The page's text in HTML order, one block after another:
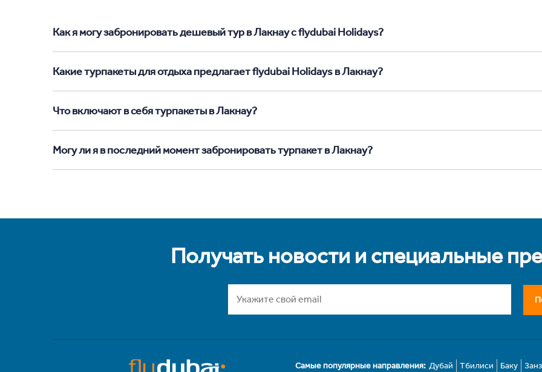
Как я могу забронировать дешевый тур в Лакнау с flydubai Holidays?
Какие турпакеты для отдыха предлагает flydubai Holidays в Лакнау?
Что включают в себя турпакеты в Лакнау?
Могу ли я в последний момент забронировать турпакет в Лакнау?
Получать новости и специальные
Самые популярные направления: Дубай Тбилиси Баку